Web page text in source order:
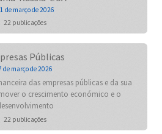
de março de 2026
22 publicações
Públicas
de março de 2026
das empresas públicas e da sua
o crescimento económico e o
22 publicações